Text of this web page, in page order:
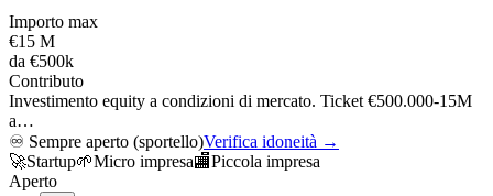
Importo max
€15 M
da €500k
Contributo
Investimento equity a condizioni di mercato. Ticket €500.000-15M
a…
♾️ Sempre aperto (sportello)Verifica idoneità →
🚀Startup🌱Micro impresa🏬Piccola impresa
Aperto